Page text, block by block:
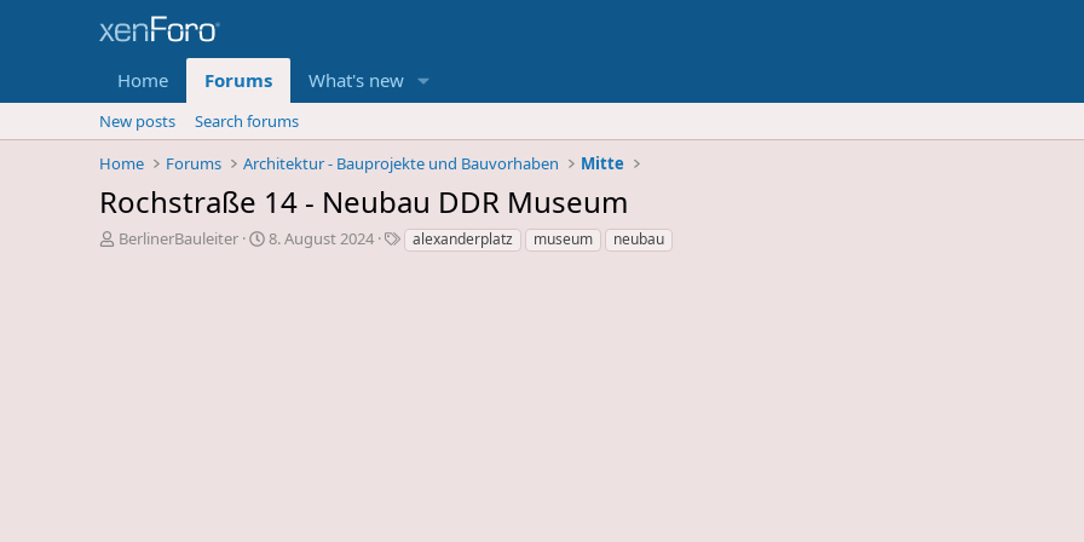
Home Forums What's new
New posts
Search forums
Home
Forums Architektur - Bauprojekte und Bauvorhaben Mitte
Rochstraße 14 - Neubau DDR Museum
E
BerlinerBauleiter
E
8. August 2024
S
c
alexanderplatz museum neubau